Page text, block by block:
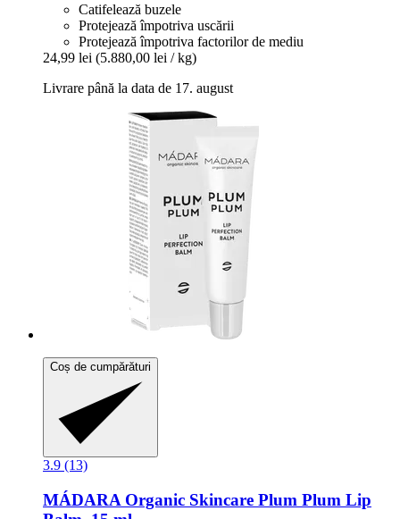
Catifelează buzele
Protejează împotriva uscării
Protejează împotriva factorilor de mediu
24,99 lei (5.880,00 lei / kg)
Livrare până la data de 17. august
Coș de cumpărături
3.9 (13)
MÁDARA Organic Skincare Plum Plum Lip